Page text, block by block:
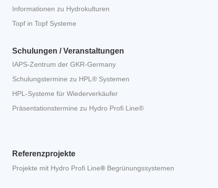
Informationen zu Hydrokulturen
Topf in Topf Systeme
Schulungen / Veranstaltungen
IAPS-Zentrum der GKR-Germany
Schulungstermine zu HPL® Systemen
HPL-Systeme für Wiederverkäufer
Präsentationstermine zu Hydro Profi Line®
Referenzprojekte
Projekte mit Hydro Profi Line® Begrünungssystemen